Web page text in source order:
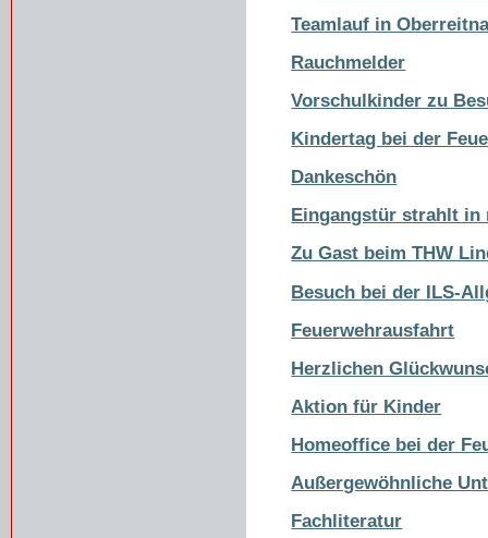
Teamlauf in
Rauchmelder
Vorschulkinder zu
Kindertag bei der
Dankeschön
Eingangstür strahlt in
Zu Gast beim THW
Besuch bei der ILS-
Feuerwehrausfahrt
Herzlichen
Aktion für Kinder
Homeoffice bei der
Außergewöhnliche
Fachliteratur